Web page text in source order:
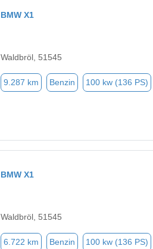
BMW X1
Waldbröl, 51545
9.287 km Benzin 100 kw (136 PS)
BMW X1
Waldbröl, 51545
6.722 km Benzin 100 kw (136 PS)